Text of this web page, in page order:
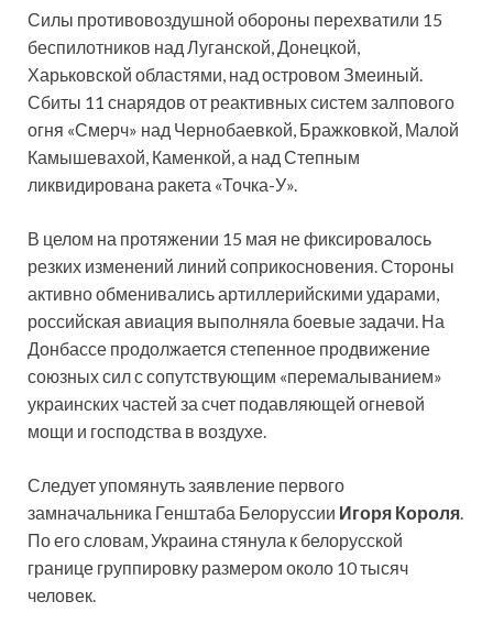
Силы противовоздушной обороны перехватили 15
беспилотников над Луганской, Донецкой,
Харьковской областями, над островом Змеиный.
Сбиты 11 снарядов от реактивных систем залпового
огня «Смерч» над Чернобаевкой, Бражковкой, Малой
Камышевахой, Каменкой, а над Степным
ликвидирована ракета «Точка-У».
В целом на протяжении 15 мая не фиксировалось
резких изменений линий соприкосновения. Стороны
активно обменивались артиллерийскими ударами,
российская авиация выполняла боевые задачи. На
Донбассе продолжается степенное продвижение
союзных сил с сопутствующим «перемалыванием»
украинских частей за счет подавляющей огневой
мощи и господства в воздухе.
Следует упомянуть заявление первого
замначальника Генштаба Белоруссии Игоря Короля.
По его словам, Украина стянула к белорусской
границе группировку размером около 10 тысяч
человек.